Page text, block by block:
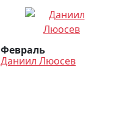
Февраль
Даниил Люосев